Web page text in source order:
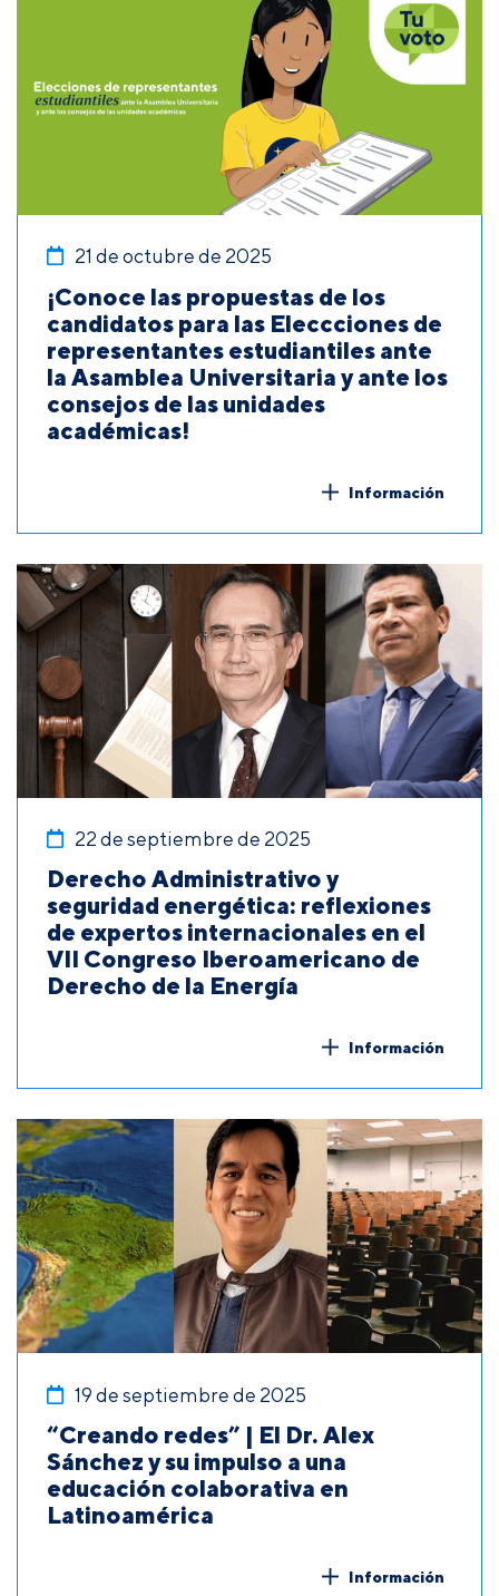
21 de octubre de 2025
¡Conoce las propuestas de los
candidatos para las Eleccciones de
representantes estudiantiles ante
la Asamblea Universitaria y ante los
consejos de las unidades
académicas!
Información
22 de septiembre de 2025
Derecho Administrativo y
seguridad energética: reflexiones
de expertos internacionales en el
VII Congreso Iberoamericano de
Derecho de la Energía
Información
19 de septiembre de 2025
“Creando redes” | El Dr. Alex
Sánchez y su impulso a una
educación colaborativa en
Latinoamérica
Información